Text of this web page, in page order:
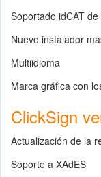
Soportado idCAT de
Nuevo instalador
Multiidioma
Marca gráfica con
ClickSign
Actualización de la
Soporte a XAdES